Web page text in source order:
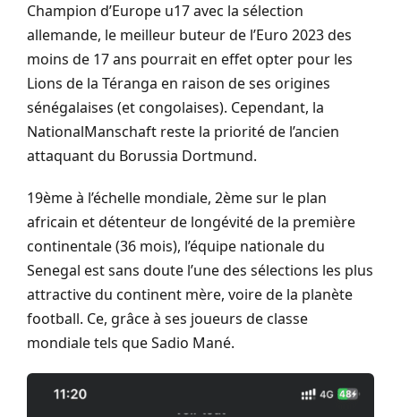
Champion d’Europe u17 avec la sélection
allemande, le meilleur buteur de l’Euro 2023 des
moins de 17 ans pourrait en effet opter pour les
Lions de la Téranga en raison de ses origines
sénégalaises (et congolaises). Cependant, la
NationalManschaft reste la priorité de l’ancien
attaquant du Borussia Dortmund.
19ème à l’échelle mondiale, 2ème sur le plan
africain et détenteur de longévité de la première
continentale (36 mois), l’équipe nationale du
Senegal est sans doute l’une des sélections les plus
attractive du continent mère, voire de la planète
football. Ce, grâce à ses joueurs de classe
mondiale tels que Sadio Mané.